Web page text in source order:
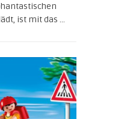
ist mit das ...